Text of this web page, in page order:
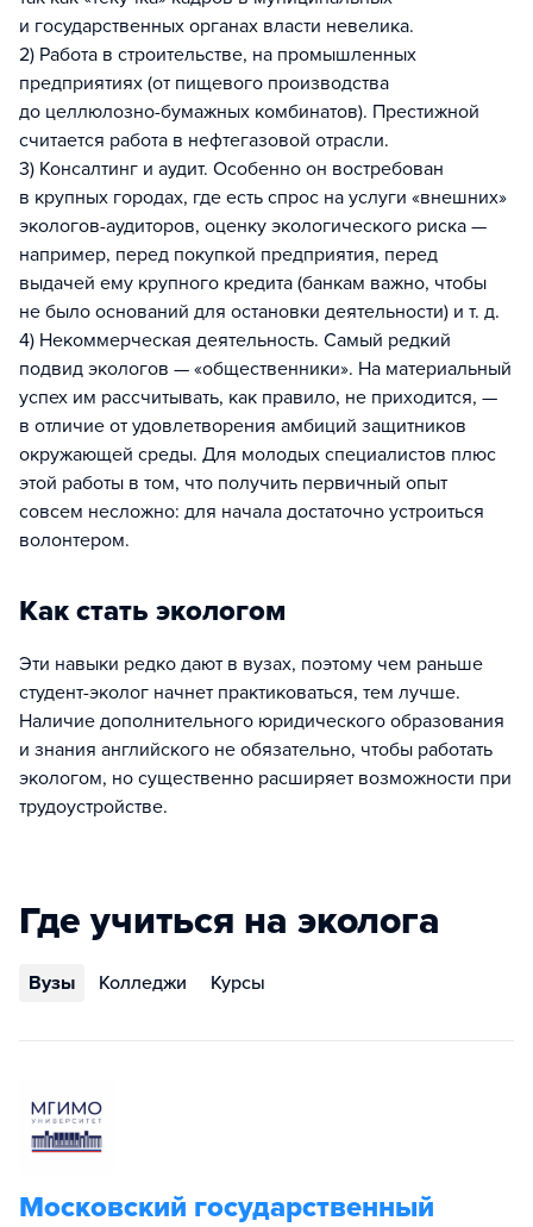
и государственных органах власти невелика.
2) Работа в строительстве, на промышленных
предприятиях (от пищевого производства
до целлюлозно-бумажных комбинатов). Престижной
считается работа в нефтегазовой отрасли.
3) Консалтинг и аудит. Особенно он востребован
в крупных городах, где есть спрос на услуги «внешних»
экологов-аудиторов, оценку экологического риска —
например, перед покупкой предприятия, перед
выдачей ему крупного кредита (банкам важно, чтобы
не было оснований для остановки деятельности) и т. д.
4) Некоммерческая деятельность. Самый редкий
подвид экологов — «общественники». На материальный
успех им рассчитывать, как правило, не приходится, —
в отличие от удовлетворения амбиций защитников
окружающей среды. Для молодых специалистов плюс
этой работы в том, что получить первичный опыт
совсем несложно: для начала достаточно устроиться
волонтером.
Как стать экологом
Эти навыки редко дают в вузах, поэтому чем раньше
студент-эколог начнет практиковаться, тем лучше.
Наличие дополнительного юридического образования
и знания английского не обязательно, чтобы работать
экологом, но существенно расширяет возможности при
трудоустройстве.
Где учиться на эколога
Вузы Колледжи Курсы
Московский государственный